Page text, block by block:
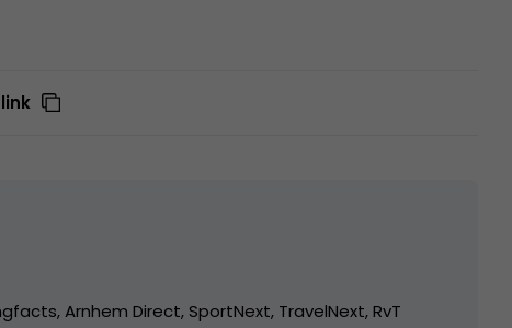
Arnhem Direct, SportNext, TravelNext, RvT